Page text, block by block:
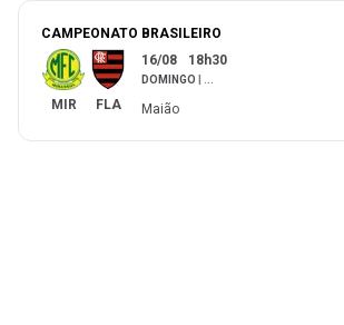
CAMPEONATO BRASILEIRO
MIR FLA
16/08 18h30
DOMINGO
Maião